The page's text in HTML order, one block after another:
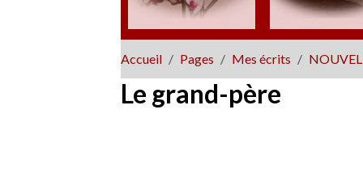
Accueil Pages Mes écrits
Le grand-père